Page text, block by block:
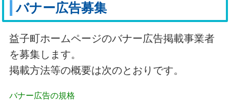
バナー広告募集
益子町ホームページのバナー広告掲載事業者
を募集します。
掲載方法等の概要は次のとおりです。
バナー広告の規格